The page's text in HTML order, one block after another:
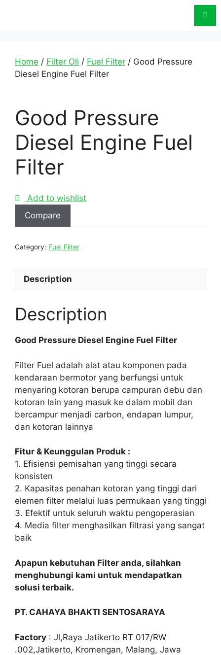
Home / Filter Oli / Fuel Filter / Good Pressure
Diesel Engine Fuel Filter
Good Pressure
Diesel Engine Fuel
Filter
Add to wishlist
Compare
Category: Fuel Filter
Description
Description
Good Pressure Diesel Engine Fuel Filter
Filter Fuel adalah alat atau komponen pada
kendaraan bermotor yang berfungsi untuk
menyaring kotoran berupa campuran debu dan
kotoran lain yang masuk ke dalam mobil dan
bercampur menjadi carbon, endapan lumpur,
dan kotoran lainnya
Fitur & Keunggulan Produk :
1. Efisiensi pemisahan yang tinggi secara
konsisten
2. Kapasitas penahan kotoran yang tinggi dari
elemen filter melalui luas permukaan yang tinggi
3. Efektif untuk seluruh waktu pengoperasian
4. Media filter menghasilkan filtrasi yang sangat
baik
Apapun kebutuhan Filter anda, silahkan
menghubungi kami untuk mendapatkan
solusi terbaik.
PT. CAHAYA BHAKTI SENTOSARAYA
Factory : Jl,Raya Jatikerto RT 017/RW
.002,Jatikerto, Kromengan, Malang, Jawa